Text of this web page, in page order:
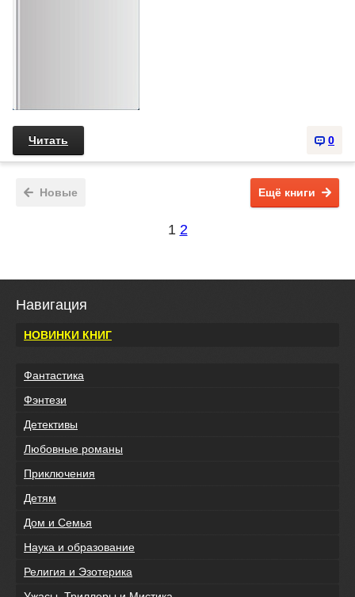
0
Читать
Новые Ещё книги
1 2
Навигация
НОВИНКИ КНИГ
Фантастика
Фэнтези
Детективы
Любовные романы
Приключения
Детям
Дом и Семья
Наука и образование
Религия и Эзотерика